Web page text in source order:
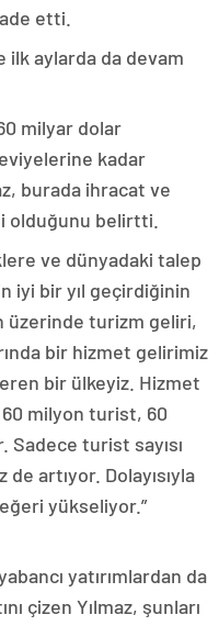
etti.
ilk aylarda da devam
milyar dolar
kadar
burada ihracat ve
olduğunu belirtti.
ve dünyadaki talep
iyi bir yıl geçirdiğinin
üzerinde turizm geliri,
bir hizmet gelirimiz
bir ülkeyiz. Hizmet
milyon turist, 60
turist sayısı
artıyor. Dolayısıyla
yükseliyor.”
yatırımlardan da
çizen Yılmaz, şunları